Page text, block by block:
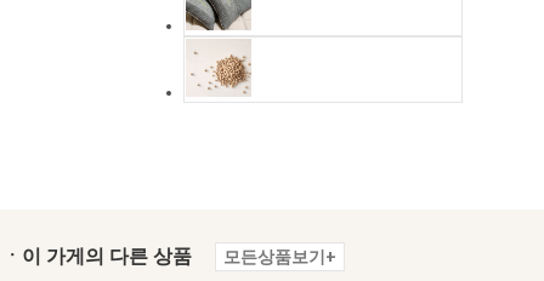
ㆍ이 가게의 다른 상품 모든상품보기+